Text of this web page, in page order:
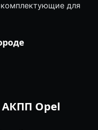
для
Opel